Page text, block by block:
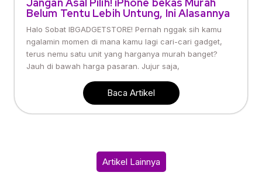
Jangan Asal Pilih! iPhone bekas Murah
Belum Tentu Lebih Untung, Ini Alasannya
Halo Sobat IBGADGETSTORE! Pernah nggak sih kamu
ngalamin momen di mana kamu lagi cari-cari gadget,
terus nemu satu unit yang harganya murah banget?
Jauh di bawah harga pasaran. Jujur saja,
Baca Artikel
Artikel Lainnya